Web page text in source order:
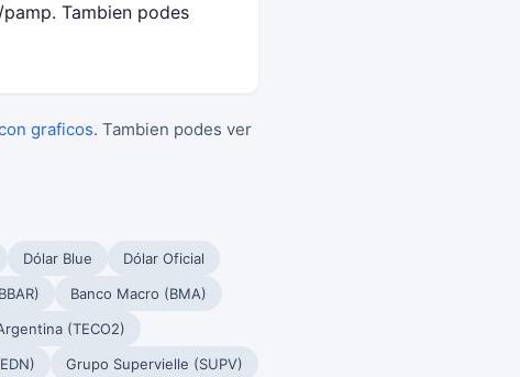
Tambien podes
graficos. Tambien podes ver
Dólar Blue
Dólar Oficial
Banco Macro (BMA)
(TECO2)
Grupo Supervielle (SUPV)